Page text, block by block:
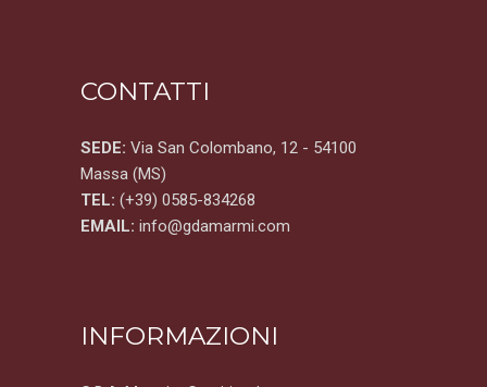
CONTATTI
SEDE: Via San Colombano, 12 - 54100
Massa (MS)
TEL: (+39) 0585-834268
EMAIL: info@gdamarmi.com
INFORMAZIONI